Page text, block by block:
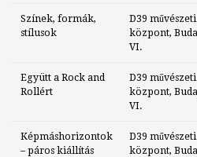
Színek, formák,
stílusok
D39 művészeti
központ,
VI.
Együtt a Rock and
Rollért
D39 művészeti
központ,
VI.
Képmáshorizontok
– páros kiállítás
D39 művészeti
központ,